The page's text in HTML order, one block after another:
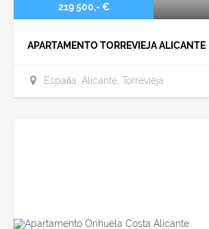
219 500,- €
APARTAMENTO TORREVIEJA ALICANTE
España, Alicante, Torrevieja